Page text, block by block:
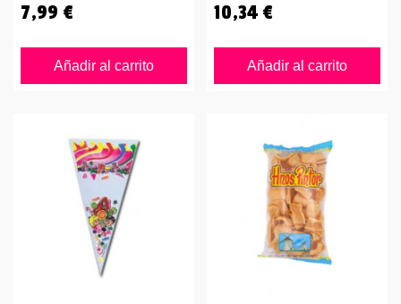
7,99 €
Añadir al carrito
10,34 €
Añadir al carrito